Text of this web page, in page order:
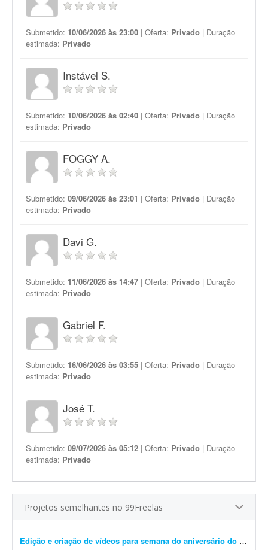
Submetido: 10/06/2026 às 23:00 | Oferta: Privado | Duração
estimada: Privado
Instável S.
Submetido: 10/06/2026 às 02:40 | Oferta: Privado | Duração
estimada: Privado
FOGGY A.
Submetido: 09/06/2026 às 23:01 | Oferta: Privado | Duração
estimada: Privado
Davi G.
Submetido: 11/06/2026 às 14:47 | Oferta: Privado | Duração
estimada: Privado
Gabriel F.
Submetido: 16/06/2026 às 03:55 | Oferta: Privado | Duração
estimada: Privado
José T.
Submetido: 09/07/2026 às 05:12 | Oferta: Privado | Duração
estimada: Privado
Projetos semelhantes no 99Freelas
Edição e criação de vídeos para semana do aniversário do pastor